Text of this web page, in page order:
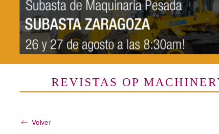
REVISTAS OP
Volver